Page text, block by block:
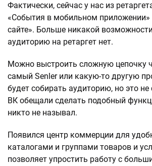
Фактически, сейчас у нас из
«События в мобильном приложении»
сайте». Больше никакой
аудиторию на ретаргет нет.
Можно выстроить сложную цепочку
самый Senler или какую-то другую
будет собирать аудиторию, но это
ВК обещали сделать подобный
никто не называл.
Появился центр коммерции для
каталогами и группами товаров и
позволяет упростить работу с